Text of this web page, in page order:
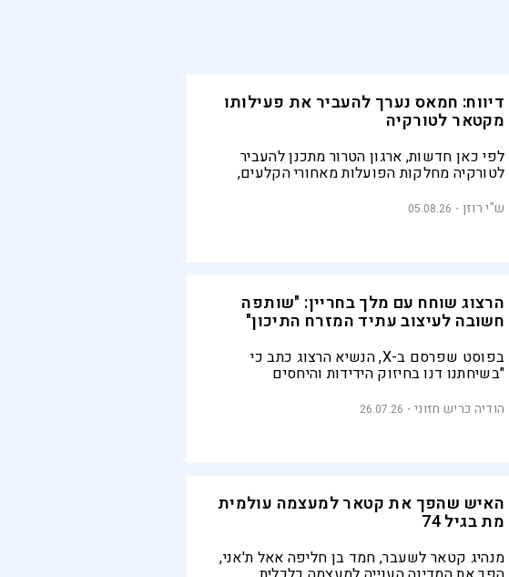
דיווח: חמאס נערך להעביר את פעילותו
מקטאר לטורקיה
לפי כאן חדשות, ארגון הטרור מתכנן להעביר
לטורקיה מחלקות הפועלות מאחורי הקלעים,
הפומבית צפויה להישאר בדוחה
ש"י רוזן 05.08.26
הרצוג שוחח עם מלך בחריין: "שותפה
חשובה לעיצוב עתיד המזרח התיכון"
בפוסט שפרסם ב-X, הנשיא הרצוג כתב כי
"בשיחתנו דנו בחיזוק הידידות והיחסים
הסכמי אברהם, על ההתפתחויות האחרונות ועל
הודיה כריש חזוני 26.07.26
האיש שהפך את קטאר למעצמה עולמית
מת בגיל 74
מנהיג קטאר לשעבר, חמד בן חליפה אאל ת'אני,